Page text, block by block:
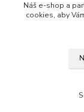
Náš e-shop a
cookies, aby